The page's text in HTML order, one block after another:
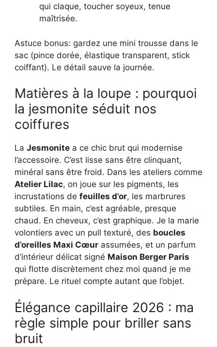
qui claque, toucher soyeux, tenue
maîtrisée.
Astuce bonus: gardez une mini trousse dans le
sac (pince dorée, élastique transparent, stick
coiffant). Le détail sauve la journée.
Matières à la loupe : pourquoi
la jesmonite séduit nos
coiffures
La Jesmonite a ce chic brut qui modernise
l’accessoire. C’est lisse sans être clinquant,
minéral sans être froid. Dans les ateliers comme
Atelier Lilac, on joue sur les pigments, les
incrustations de feuilles d’or, les marbrures
subtiles. En main, c’est agréable, presque
chaud. En cheveux, c’est graphique. Je la marie
volontiers avec un pull texturé, des boucles
d’oreilles Maxi Cœur assumées, et un parfum
d’intérieur délicat signé Maison Berger Paris
qui flotte discrètement chez moi quand je me
prépare. Le rituel compte autant que l’objet.
Élégance capillaire 2026 : ma
règle simple pour briller sans
bruit